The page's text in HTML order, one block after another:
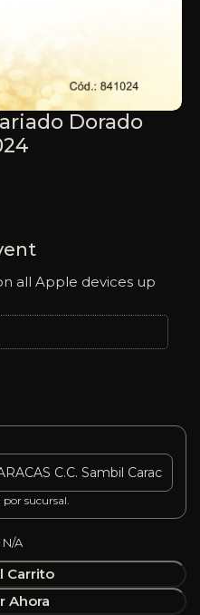
Dorado
all Apple devices up
sucursal.
A
Carrito
Ahora